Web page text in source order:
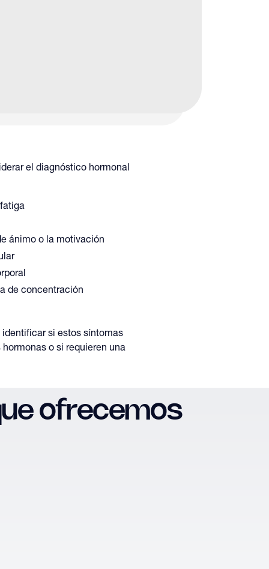
decisiones de tratamiento
que
el diagnóstico hormonal
ánimo o la motivación
de concentración
si estos síntomas
o si requieren una
ofrecemos